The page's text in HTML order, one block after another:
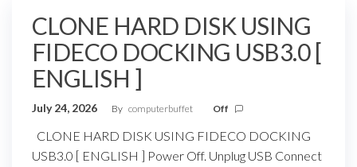
CLONE HARD DISK USING
FIDECO DOCKING USB3.0 [
ENGLISH ]
July 24, 2026 By computerbuffet Off
CLONE HARD DISK USING FIDECO DOCKING
USB3.0 [ ENGLISH ] Power Off. Unplug USB Connect